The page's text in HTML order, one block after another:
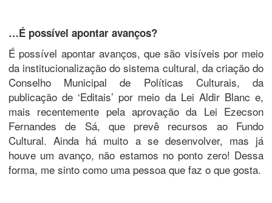
…É possível apontar avanços?
É possível apontar avanços, que são visíveis por meio
da institucionalização do sistema cultural, da criação do
Conselho Municipal de Políticas Culturais, da
publicação de ‘Editais’ por meio da Lei Aldir Blanc e,
mais recentemente pela aprovação da Lei Ezecson
Fernandes de Sá, que prevê recursos ao Fundo
Cultural. Ainda há muito a se desenvolver, mas já
houve um avanço, não estamos no ponto zero! Dessa
forma, me sinto como uma pessoa que faz o que gosta.